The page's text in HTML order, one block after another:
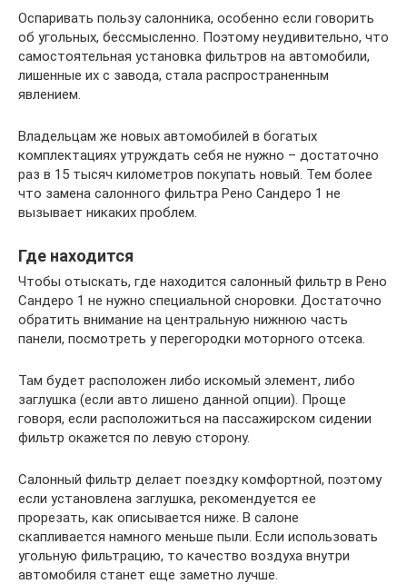
Оспаривать пользу салонника, особенно если говорить
об угольных, бессмысленно. Поэтому неудивительно, что
самостоятельная установка фильтров на автомобили,
лишенные их с завода, стала распространенным
явлением.
Владельцам же новых автомобилей в богатых
комплектациях утруждать себя не нужно – достаточно
раз в 15 тысяч километров покупать новый. Тем более
что замена салонного фильтра Рено Сандеро 1 не
вызывает никаких проблем.
Где находится
Чтобы отыскать, где находится салонный фильтр в Рено
Сандеро 1 не нужно специальной сноровки. Достаточно
обратить внимание на центральную нижнюю часть
панели, посмотреть у перегородки моторного отсека.
Там будет расположен либо искомый элемент, либо
заглушка (если авто лишено данной опции). Проще
говоря, если расположиться на пассажирском сидении
фильтр окажется по левую сторону.
Салонный фильтр делает поездку комфортной, поэтому
если установлена заглушка, рекомендуется ее
прорезать, как описывается ниже. В салоне
скапливается намного меньше пыли. Если использовать
угольную фильтрацию, то качество воздуха внутри
автомобиля станет еще заметно лучше.